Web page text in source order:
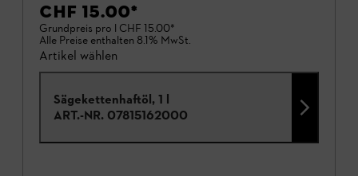
CHF 15.00*
Grundpreis pro l CHF 15.00*
Alle Preise enthalten 8.1% MwSt.
Artikel wählen
Sägekettenhaftöl, 1 l
ART.-NR. 07815162000